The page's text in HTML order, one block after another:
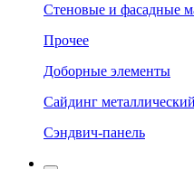
Стеновые и фасадные
Прочее
Доборные элементы
Сайдинг металлический
Сэндвич-панель